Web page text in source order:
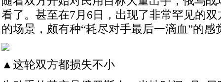
看了。甚至在7月6日，出现了非常罕见的
的场景，颇有种“耗尽对手最后一滴血”的感
▲这轮双方都损失不小